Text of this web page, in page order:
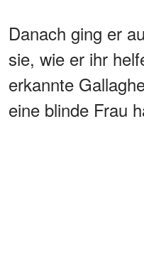
Danach ging er
sie, wie er ihr
erkannte
eine blinde Frau